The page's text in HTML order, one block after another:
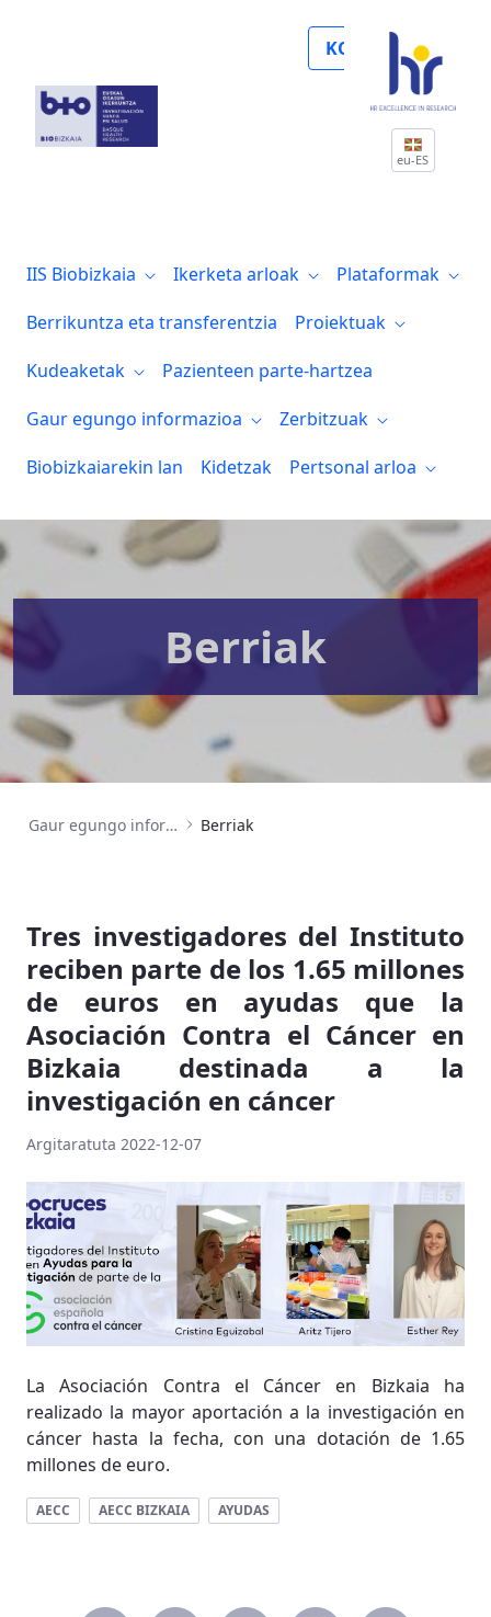
KOLABORATU
eu-ES
IIS Biobizkaia Ikerketa arloak
Plataformak
Berrikuntza eta transferentzia
Proiektuak
Kudeaketak
Pazienteen parte-hartzea
Gaur egungo informazioa
Zerbitzuak
Biobizkaiarekin lan
Kidetzak Pertsonal arloa
Berriak
Gaur egungo informazioa Berriak
Tres investigadores del Instituto
reciben parte de los 1.65 millones
de euros en ayudas que la
Asociación Contra el Cáncer en
Bizkaia destinada a la
investigación en cáncer
Argitaratuta 2022-12-07
La Asociación Contra el Cáncer en Bizkaia ha
realizado la mayor aportación a la investigación en
cáncer hasta la fecha, con una dotación de 1.65
millones de euro.
AECC AECC BIZKAIA AYUDAS